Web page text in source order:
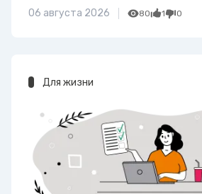
06 августа 2026 80 1 0
Для жизни